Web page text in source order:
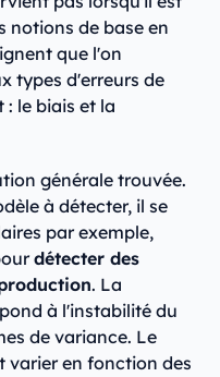
notions de base en
que l'on
types d'erreurs de
le biais et la
générale trouvée.
à détecter, il se
par exemple,
détecter des
. La
à l'instabilité du
de variance. Le
varier en fonction des